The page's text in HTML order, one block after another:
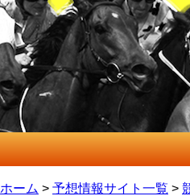
ホーム > 予想情報サイト一覧 >